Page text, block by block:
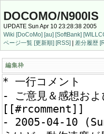
DOCOMO/N900IS
UPDATE Sun Apr 10 23:28:38 2005
Wiki [DoCoMo] [au] [SoftBank]
ページ一覧 [更新順] [RSS] | 差分履歴
編集枠